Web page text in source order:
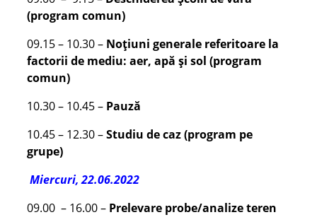
(program comun)
09.15 – 10.30 – Noțiuni generale referitoare la
factorii de mediu: aer, apă și sol (program
comun)
10.30 – 10.45 – Pauză
10.45 – 12.30 –Studiu de caz (program pe
grupe)
Miercuri, 22.06.2022
09.00 – 16.00 –Prelevare probe/analize teren